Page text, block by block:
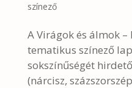
színező
A Virágok és álmok
tematikus színező
sokszínűségét
(nárcisz,